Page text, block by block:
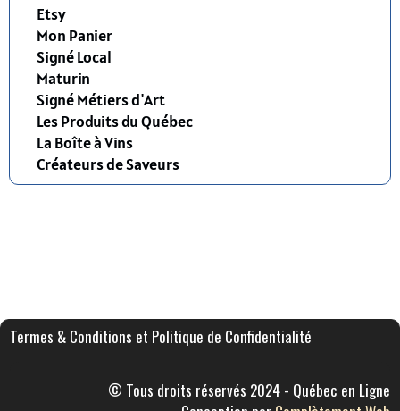
Etsy
Mon Panier
Signé Local
Maturin
Signé Métiers d'Art
Les Produits du Québec
La Boîte à Vins
Créateurs de Saveurs
Termes & Conditions et Politique de Confidentialité
© Tous droits réservés 2024 - Québec en Ligne